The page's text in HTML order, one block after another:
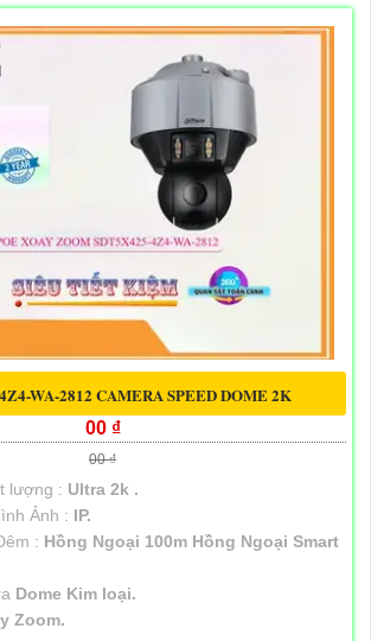
WA-2812 CAMERA SPEED DOME 2K
00 ₫
00 ₫
lượng : Ultra 2k .
Ảnh : IP.
: Hồng Ngoại 100m Hồng Ngoại Smart
Dome Kim loại.
Zoom.